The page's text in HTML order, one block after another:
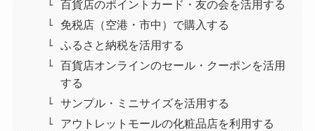
百貨店のポイントカード・友の会を活用する
免税店（空港・市中）で購入する
ふるさと納税を活用する
百貨店オンラインのセール・クーポンを活用
する
サンプル・ミニサイズを活用する
アウトレットモールの化粧品店を利用する